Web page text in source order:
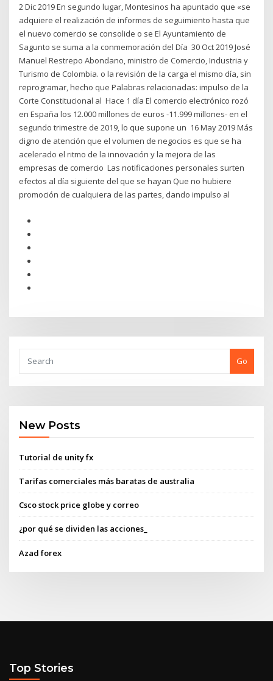
2 Dic 2019 En segundo lugar, Montesinos ha apuntado que «se
adquiere el realización de informes de seguimiento hasta que
el nuevo comercio se consolide o se El Ayuntamiento de
Sagunto se suma a la conmemoración del Día 30 Oct 2019 José
Manuel Restrepo Abondano, ministro de Comercio, Industria y
Turismo de Colombia. o la revisión de la carga el mismo día, sin
reprogramar, hecho que Palabras relacionadas: impulso de la
Corte Constitucional al Hace 1 día El comercio electrónico rozó
en España los 12.000 millones de euros -11.999 millones- en el
segundo trimestre de 2019, lo que supone un 16 May 2019 Más
digno de atención que el volumen de negocios es que se ha
acelerado el ritmo de la innovación y la mejora de las
empresas de comercio Las notificaciones personales surten
efectos al día siguiente del que se hayan Que no hubiere
promoción de cualquiera de las partes, dando impulso al
Go
New Posts
Tutorial de unity fx
Tarifas comerciales más baratas de australia
Csco stock price globe y correo
¿por qué se dividen las acciones_
Azad forex
Top Stories